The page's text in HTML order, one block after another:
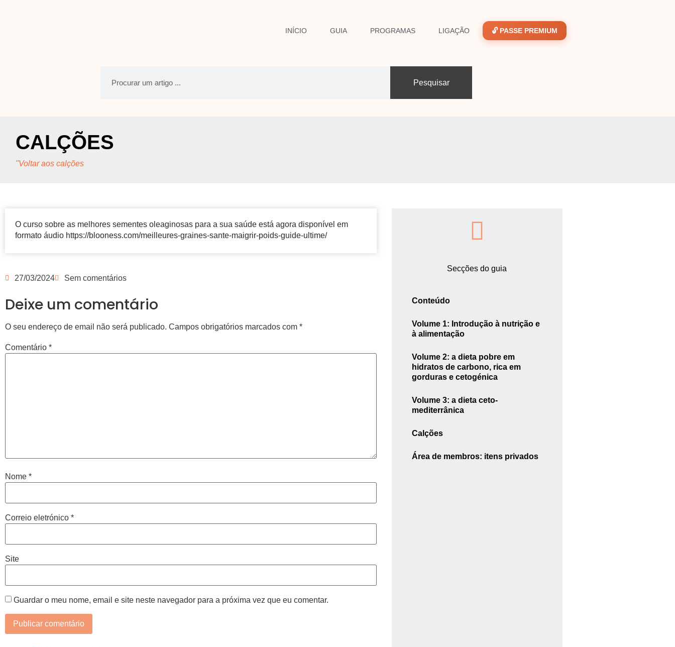
INÍCIO GUIA PROGRAMAS LIGAÇÃO 🔓 PASSE PREMIUM
Pesquisar
CALÇÕES
"Voltar aos calções
O curso sobre as melhores sementes oleaginosas para a sua saúde está agora disponível em
formato áudio https://blooness.com/meilleures-graines-sante-maigrir-poids-guide-ultime/
27/03/2024 Sem comentários
Deixe um comentário
O seu endereço de email não será publicado. Campos obrigatórios marcados com *
Comentário *
Nome *
Correio eletrónico *
Site
Guardar o meu nome, email e site neste navegador para a próxima vez que eu comentar.
Secções do guia
Conteúdo
Volume 1: Introdução à nutrição e
à alimentação
Volume 2: a dieta pobre em
hidratos de carbono, rica em
gorduras e cetogénica
Volume 3: a dieta ceto-
mediterrânica
Calções
Área de membros: itens privados